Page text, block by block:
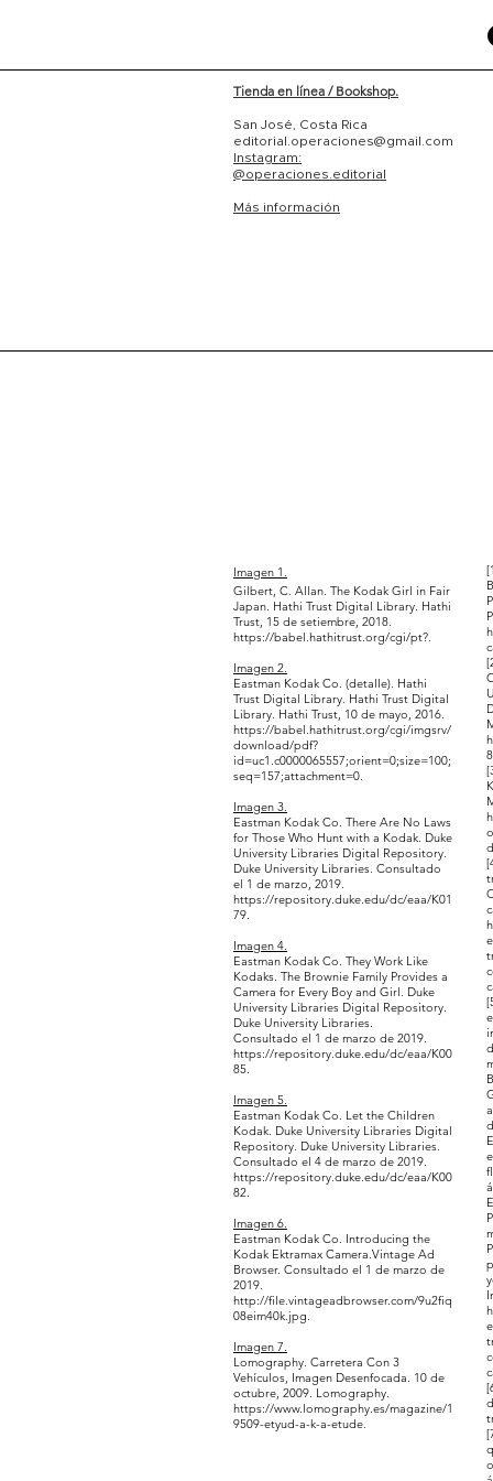
Tienda en línea / Bookshop.
San José, Costa Rica
editorial.operaciones@gmail.com
Instagram:
@operaciones.editorial
Más información
Imagen 1.
Gilbert, C. Allan. The Kodak Girl in Fair
Japan. Hathi Trust Digital Library. Hathi
Trust, 15 de setiembre, 2018.
https://babel.hathitrust.org/cgi/pt?.
Imagen 2.
Eastman Kodak Co. (detalle). Hathi
Trust Digital Library. Hathi Trust Digital
Library. Hathi Trust, 10 de mayo, 2016.
https://babel.hathitrust.org/cgi/imgsrv/
download/pdf?
id=uc1.c0000065557;orient=0;size=100;
seq=157;attachment=0.
Imagen 3.
Eastman Kodak Co. There Are No Laws
for Those Who Hunt with a Kodak. Duke
University Libraries Digital Repository.
Duke University Libraries. Consultado
el 1 de marzo, 2019.
https://repository.duke.edu/dc/eaa/K01
79.
Imagen 4.
Eastman Kodak Co. They Work Like
Kodaks. The Brownie Family Provides a
Camera for Every Boy and Girl. Duke
University Libraries Digital Repository.
Duke University Libraries.
Consultado el 1 de marzo de 2019.
https://repository.duke.edu/dc/eaa/K00
85.
Imagen 5.
Eastman Kodak Co. Let the Children
Kodak. Duke University Libraries Digital
Repository. Duke University Libraries.
Consultado el 4 de marzo de 2019.
https://repository.duke.edu/dc/eaa/K00
82.
Imagen 6.
Eastman Kodak Co. Introducing the
Kodak Ektramax Camera.Vintage Ad
Browser. Consultado el 1 de marzo de
2019.
http://file.vintageadbrowser.com/9u2fiq
08eim40k.jpg.
Imagen 7.
Lomography. Carretera Con 3
Vehículos, Imagen Desenfocada. 10 de
octubre, 2009. Lomography.
https://www.lomography.es/magazine/1
9509-etyud-a-k-a-etude.